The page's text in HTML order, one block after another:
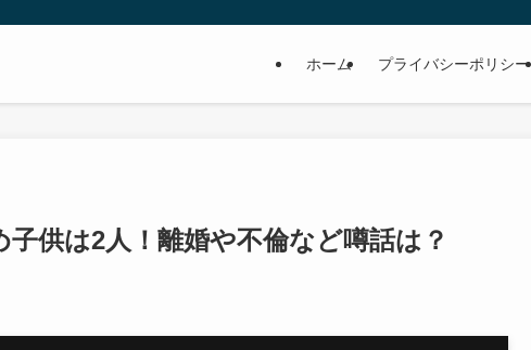
ホーム プライバシーポリシー
供は2人！離婚や不倫など噂話は？